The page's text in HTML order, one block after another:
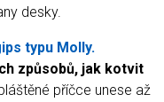
desky.
typu Molly.
způsobů, jak kotvit
příčce unese až